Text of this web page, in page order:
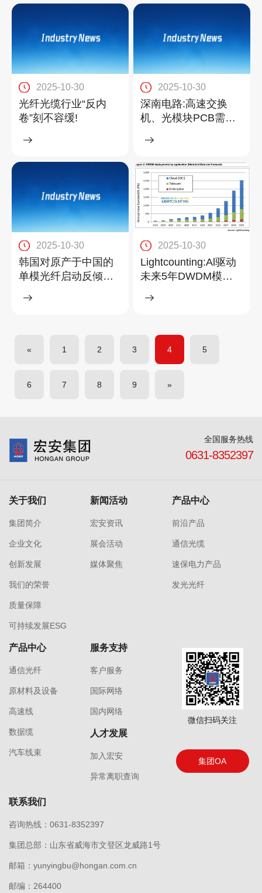
2025-10-30
光纤光缆行业“反内
卷”刻不容缓!
2025-10-30
深南电路:高速交换
机、光模块PCB需求
2025-10-30
韩国对原产于中国的
单模光纤启动反倾销
2025-10-30
Lightcounting:Al驱动
未来5年DWDM模块
« 1 2 3 4 5
6 7 8 9 »
全国服务热线
0631-8352397
关于我们
集团简介
企业文化
创新发展
我们的荣誉
质量保障
可持续发展ESG
新闻活动
宏安资讯
展会活动
媒体聚焦
产品中心
前沿产品
通信光缆
速保电力产品
发光光纤
产品中心
通信光纤
原材料及设备
高速线
数据缆
汽车线束
服务支持
客户服务
国际网络
国内网络
人才发展
加入宏安
异常离职查询
微信扫码关注
集团OA
联系我们
咨询热线：0631-8352397
集团总部：山东省威海市文登区龙威路1号
邮箱：yunyingbu@hongan.com.cn
邮编：264400